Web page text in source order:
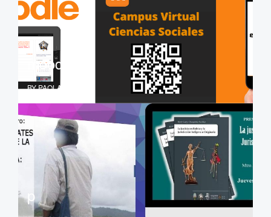
moodle
BY PAOLA ROLDAN
p